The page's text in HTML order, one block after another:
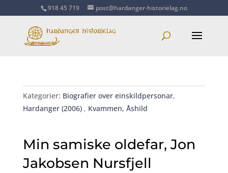
918 45 719 post@hardanger-historielag.no
Kategorier: Biografier over einskildpersonar,
Hardanger (2006) , Kvammen, Åshild
Min samiske oldefar, Jon
Jakobsen Nursfjell